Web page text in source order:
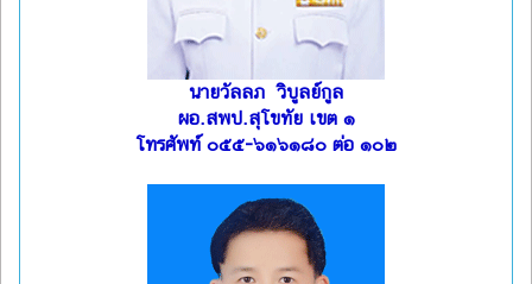
นายวัลลภ วิบูลย์กูล
ผอ.สพป.สุโขทัย เขต ๑
โทรศัพท์ ๐๕๕-๖๑๖๑๘๐ ต่อ ๑๐๒